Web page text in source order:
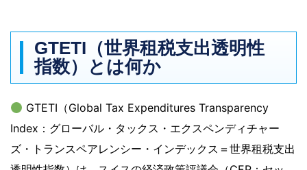
GTETI（世界租税支出透明性
指数）とは何か
GTETI（Global Tax Expenditures Transparency
Index：グローバル・タックス・エクスペンディチャー
ズ・トランスペアレンシー・インデックス＝世界租税支出